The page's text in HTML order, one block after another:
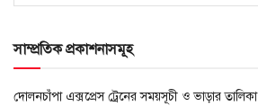
সাম্প্রতিক প্রকাশনাসমূহ
দোলনচাঁপা এক্সপ্রেস ট্রেনের সময়সূচী ও ভাড়ার তালিকা